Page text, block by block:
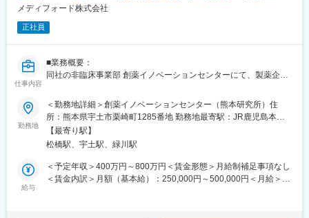
■組織構成
システム部門は現在30~40代の3名体制です。
全社では約120名が同一フロアで勤務しており、他部署との連携
も活発です。
また、社員の8～9割が女性で、平均年齢は30代。部署を超えたコ
ミュニケーションも多く、相談しやすい雰囲気が特徴です。
経営層との距離が近く、現場の課題解決や改善提案が採用されや
すい環境です。
「まず試してみよう」という文化があり、生成AIや業務効率化ツ
ールの導入にも積極的。アイデアを形にしやすく、技術を活かし
■キャリアパス
メディフォード株式会社
正社員
仕事内容
■業務概要：
同社の非臨床事業部 創薬イノベーションセンターにて、製薬企業
（in vivo／in vitro）の試験責任者（SD）もしくはその候補として
ご活躍いただきます。アレルギー、呼吸器、肝疾患領域を中心に
幅広い試験に携わりながら、試験計画～データのとりまとめ、品
質・進捗管理まで一連をリードできるポジションです。老舗CRO
として蓄積された知見と学会発表の機会も多く、専門性を深めつ
つ社会貢献を実感したい方に最適な環境です。
勤務地
＜勤務地詳細＞創薬イノベーションセンター（熊本研究所）住
所：熊本県宇土市栗崎町1285番地 勤務地最寄駅：JR鹿児島本線
／宇土駅受動喫煙対策：敷地内喫煙可能場所あり変更の範囲：会
社の定める事業所
【最寄り駅】
松橋駅、宇土駅、緑川駅
給与
＜予定年収＞400万円～800万円＜賃金形態＞月給制補足事項なし
＜賃金内訳＞月額（基本給）：250,000円～500,000円＜月給＞